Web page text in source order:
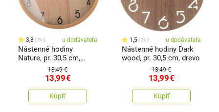
3,8 2x u dodávateľa
Nástenné hodiny
Nature, pr. 30,5 cm,
18,49 €
13,99€
Kúpiť
1,5 2x u dodávateľa
Nástenné hodiny Dark
wood, pr. 30,5 cm, drevo
18,49 €
13,99€
Kúpiť